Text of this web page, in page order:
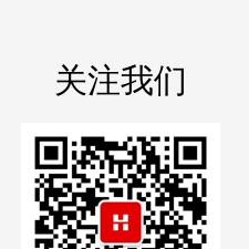
关注我们